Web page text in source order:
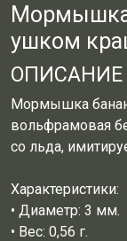
Мормышка
ушком
ОПИСАНИЕ
Мормышка
вольфрамовая
со льда,
Характеристики:
• Диаметр: 3 мм.
• Вес: 0,56 г.